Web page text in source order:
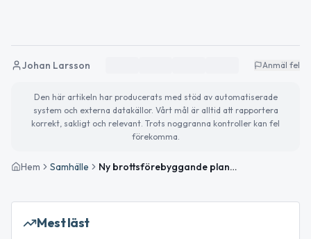
Johan Larsson Anmäl fel
Den här artikeln har producerats med stöd av automatiserade
system och externa datakällor. Vårt mål är alltid att rapportera
korrekt, sakligt och relevant. Trots noggranna kontroller kan fel
förekomma.
Hem Samhälle Ny brottsförebyggande plan föreslås i Bodens kommun
Mest läst